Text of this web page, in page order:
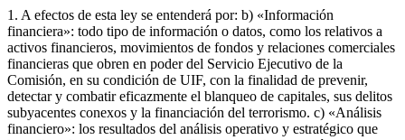
1. A efectos de esta ley se entenderá por: b) «Información
financiera»: todo tipo de información o datos, como los relativos a
activos financieros, movimientos de fondos y relaciones comerciales
financieras que obren en poder del Servicio Ejecutivo de la
Comisión, en su condición de UIF, con la finalidad de prevenir,
detectar y combatir eficazmente el blanqueo de capitales, sus delitos
subyacentes conexos y la financiación del terrorismo. c) «Análisis
financiero»: los resultados del análisis operativo y estratégico que